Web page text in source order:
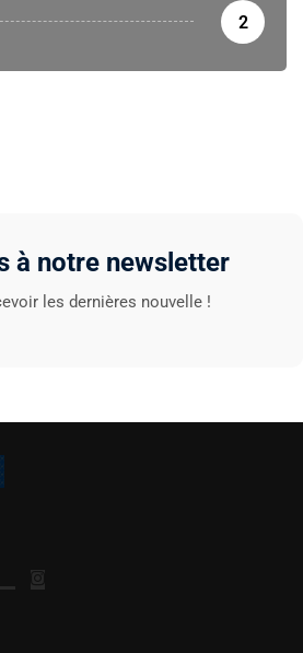
2
à notre newsletter
les dernières nouvelle !